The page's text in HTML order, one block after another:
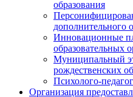
образования
дополнительного
Инновационные
образовательных
Муниципальный
рождественских
Психолого-
Организация